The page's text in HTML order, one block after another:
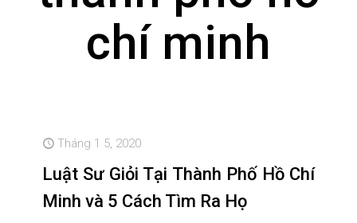
chí minh
Tháng 1 5, 2020
Luật Sư Giỏi Tại Thành Phố Hồ Chí
Minh và 5 Cách Tìm Ra Họ